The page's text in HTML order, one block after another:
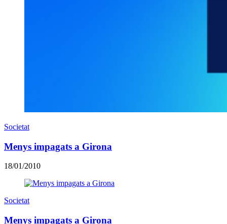
Societat
Menys impagats a Girona
18/01/2010
Societat
Menys impagats a Girona